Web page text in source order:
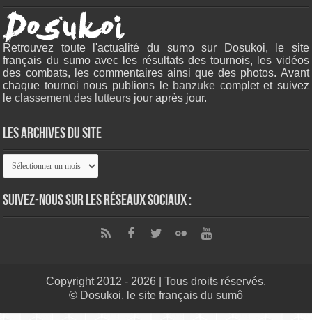
Retrouvez toute l'actualité du sumo sur Dosukoi, le site
français du sumo avec les résultats des tournois, les vidéos
des combats, les commentaires ainsi que des photos. Avant
chaque tournoi nous publions le banzuke complet et suivez
leclassement des lutteurs jour après jour.
Les archives du site
Les
archives
site
Suivez-nous sur les réseaux sociaux :
Copyright 2012 - 2026 | Tous droits réservés.
© Dosukoi, le site français du sumô